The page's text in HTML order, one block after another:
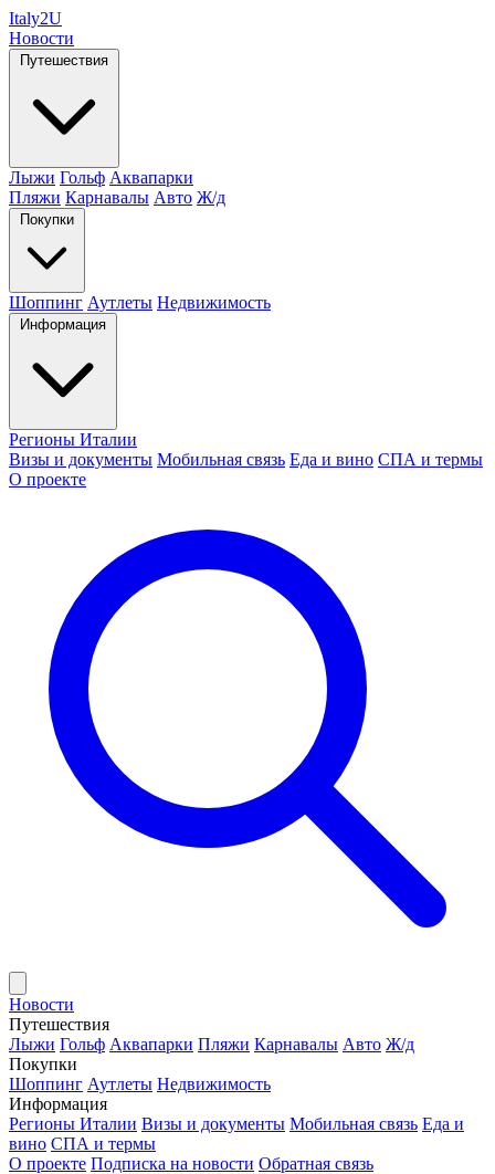
Italy2U
Новости
Путешествия
Лыжи Гольф Аквапарки
Пляжи Карнавалы Авто Ж/д
Покупки
Шоппинг Аутлеты Недвижимость
Информация
Регионы Италии
Визы и документы Мобильная связь Еда и вино СПА и термы
О проекте
Новости
Путешествия
Лыжи Гольф Аквапарки Пляжи Карнавалы Авто Ж/д
Покупки
Шоппинг Аутлеты Недвижимость
Информация
Регионы Италии Визы и документы Мобильная связь Еда и
вино СПА и термы
О проекте Подписка на новости Обратная связь